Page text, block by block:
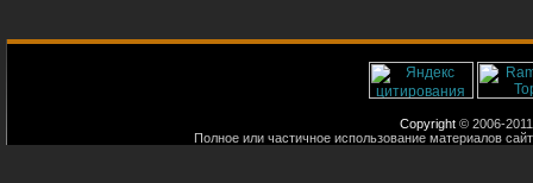
Copyright © 2006-
Полное или частичное использование материалов